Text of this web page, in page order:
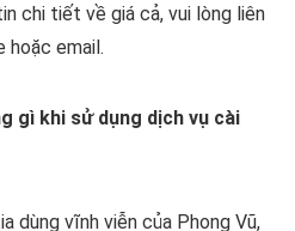
chi tiết về giá cả, vui lòng liên
hoặc email.
gì khi sử dụng dịch vụ cài
dùng vĩnh viễn của Phong Vũ,